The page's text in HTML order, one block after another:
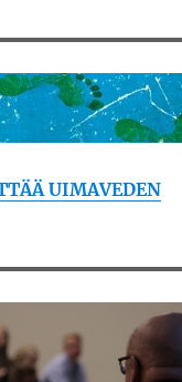
UIMAVEDEN